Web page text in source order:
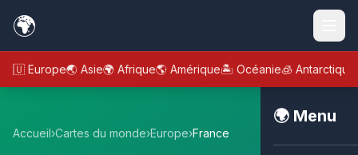
🌍
🇪🇺 Europe🌏 Asie🌍 Afrique🌎 Amérique🏝️ Océanie🧊 Antarctique
🌍 Menu
Accueil›Cartes du monde›Europe›France